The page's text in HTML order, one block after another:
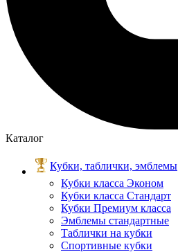
Каталог
Кубки, таблички, эмблемы
Кубки класса Эконом
Кубки класса Стандарт
Кубки Премиум класса
Эмблемы стандартные
Таблички на кубки
Спортивные кубки